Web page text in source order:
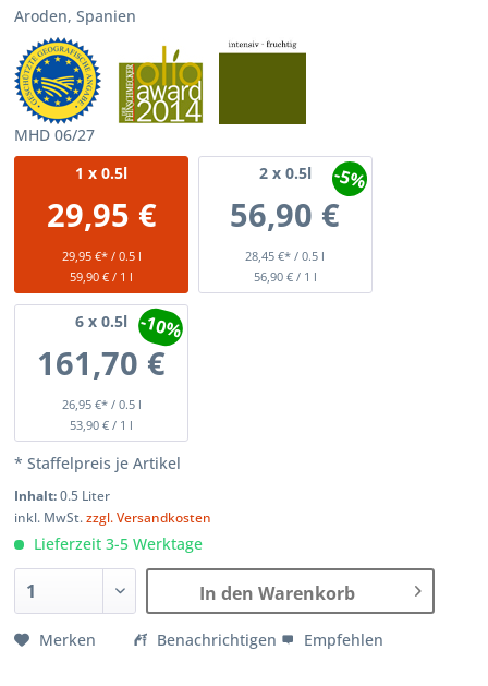
Aroden, Spanien
MHD 06/27
1 x 0.5l
29,95 €
29,95 €* / 0.5 l
59,90 € / 1 l
2x 0.5l
56,90 €
28,45 €* / 0.5 l
-5%
56,90 € / 1 l
6 x 0.5l
161,70 €
26,95 €* / 0.5 l
-10%
53,90 € / 1 l
* Staffelpreis je Artikel
Inhalt:0.5 Liter
inkl. MwSt.zzgl. Versandkosten
Lieferzeit 3-5 Werktage
In den Warenkorb
Merken Benachrichtigen Empfehlen